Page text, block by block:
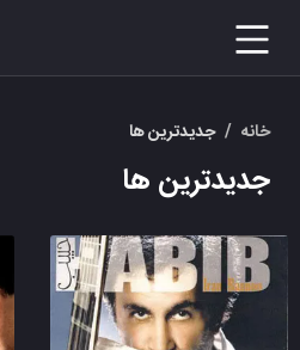
خانه / جدیدترین ها
جدیدترین ها